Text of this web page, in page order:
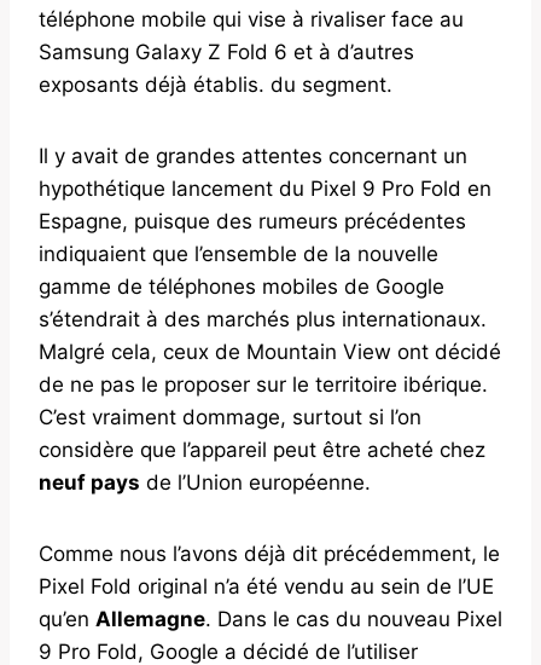
téléphone mobile qui vise à rivaliser face au
Samsung Galaxy Z Fold 6 et à d’autres
exposants déjà établis. du segment.
Il y avait de grandes attentes concernant un
hypothétique lancement du Pixel 9 Pro Fold en
Espagne, puisque des rumeurs précédentes
indiquaient que l’ensemble de la nouvelle
gamme de téléphones mobiles de Google
s’étendrait à des marchés plus internationaux.
Malgré cela, ceux de Mountain View ont décidé
de ne pas le proposer sur le territoire ibérique.
C’est vraiment dommage, surtout si l’on
considère que l’appareil peut être acheté chez
neuf pays de l’Union européenne.
Comme nous l’avons déjà dit précédemment, le
Pixel Fold original n’a été vendu au sein de l’UE
qu’en Allemagne. Dans le cas du nouveau Pixel
9 Pro Fold, Google a décidé de l’utiliser